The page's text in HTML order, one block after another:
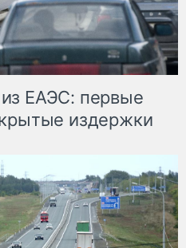
ЕАЭС: первые
издержки